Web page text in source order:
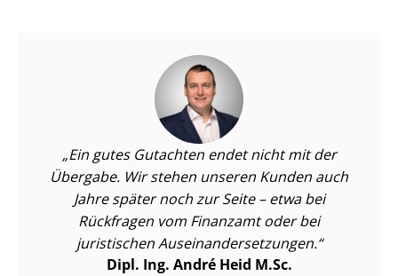
Ein gutes Gutachten endet nicht mit der
Übergabe. Wir stehen unseren Kunden auch
Jahre später noch zur Seite – etwa bei
Rückfragen vom Finanzamt oder bei
juristischen Aus­ein­an­der­set­zun­gen.
Dipl. Ing. André Heid M.Sc.